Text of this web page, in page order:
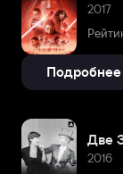
2017
Подробнее
2016